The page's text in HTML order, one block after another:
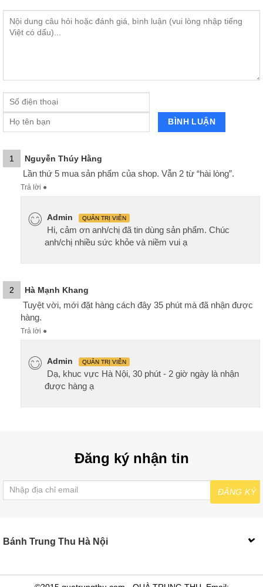
1 Nguyễn Thúy Hằng
Lần thứ 5 mua sản phẩm của shop. Vẫn 2 từ “hài lòng”.
Trả lời ●
Admin QUẢN TRỊ VIÊN
Hi, cảm ơn anh/chị đã tin dùng sản phẩm. Chúc
anh/chị nhiều sức khỏe và niềm vui ạ
2 Hà Mạnh Khang
Tuyệt vời, mới đặt hàng cách đây 35 phút mà đã nhận được
hàng.
Trả lời ●
Admin QUẢN TRỊ VIÊN
Dạ, khuc vực Hà Nội, 30 phút - 2 giờ ngày là nhận
được hàng ạ
Đăng ký nhận tin
ĐĂNG KÝ
Bánh Trung Thu Hà Nội